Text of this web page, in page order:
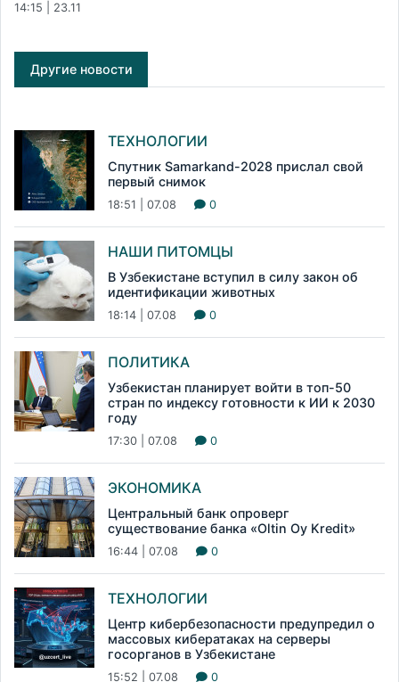
14:15 | 23.11
Другие новости
ТЕХНОЛОГИИ
Спутник Samarkand-2028 прислал свой
первый снимок
18:51 | 07.08 0
НАШИ ПИТОМЦЫ
В Узбекистане вступил в силу закон об
идентификации животных
18:14 | 07.08 0
ПОЛИТИКА
Узбекистан планирует войти в топ-50
стран по индексу готовности к ИИ к 2030
году
17:30 | 07.08 0
ЭКОНОМИКА
Центральный банк опроверг
существование банка «Oltin Oy Kredit»
16:44 | 07.08 0
ТЕХНОЛОГИИ
Центр кибербезопасности предупредил о
массовых кибератаках на серверы
госорганов в Узбекистане
15:52 | 07.08 0